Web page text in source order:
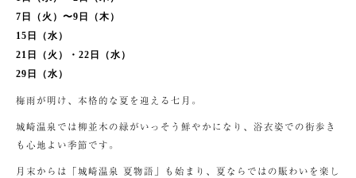
7日（火）〜9日（木）
15日（水）
21日（火）・22日（水）
29日（水）
梅雨が明け、本格的な夏を迎える七月。
城崎温泉では柳並木の緑がいっそう鮮やかになり、浴衣姿での街歩き
も心地よい季節です。
月末からは「城崎温泉 夏物語」も始まり、夏ならではの賑わいを楽し